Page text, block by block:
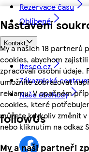
Nastavení
My a našich 18 partnerů
cookies, abychom
zpracovali osobní údaje.
umožníte zobrazovat
reklamu. V opačném
cookies, které
můžete kdykoliv změnit v
nebo kliknutím na odkaz
My a naši partneři
Rezervace času
Oblíbené
Kontakt
itesco.cz
Zákaznické
Naše obchody
followUs